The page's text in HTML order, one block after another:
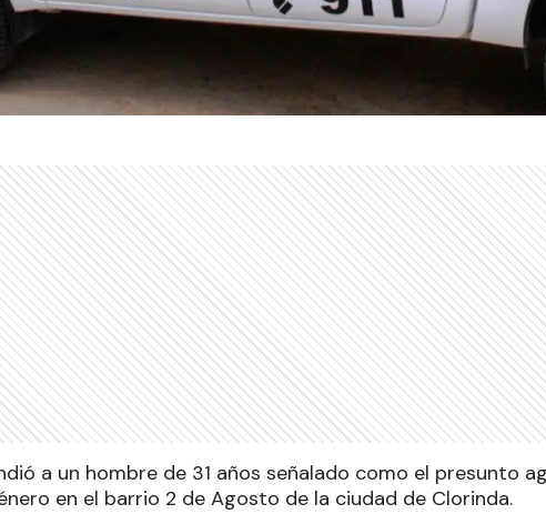
a un hombre de 31 años señalado como el presunto
en el barrio 2 de Agosto de la ciudad de Clorinda.